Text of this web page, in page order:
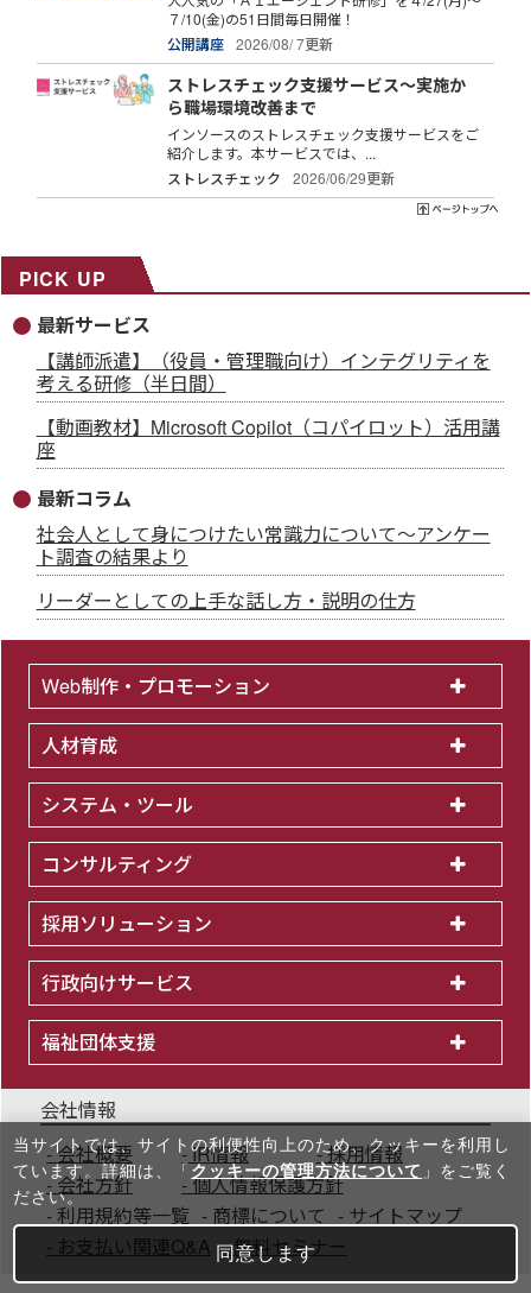
７/10(金)の51日間毎日開催！
公開講座
2026/08/ 7更新
ストレスチェック支援サービス～実施か
ら職場環境改善まで
インソースのストレスチェック支援サービスをご
紹介します。本サービスでは、...
ストレスチェック
2026/06/29更新
PICK UP
最新サービス
【講師派遣】（役員・管理職向け）インテグリティを
考える研修（半日間）
【動画教材】Microsoft Copilot（コパイロット）活用講
座
最新コラム
社会人として身につけたい常識力について～アンケー
ト調査の結果より
リーダーとしての上手な話し方・説明の仕方
Web制作・プロモーション
人材育成
システム・ツール
コンサルティング
採用ソリューション
行政向けサービス
福祉団体支援
会社情報
会社概要
IR情報
採用情報
会社方針
個人情報保護方針
利用規約等一覧
商標について
サイトマップ
お支払い関連Q&A
無料セミナー
当サイトでは、サイトの利便性向上のため、クッキーを利⽤し
ています。詳細は、「 クッキーの管理方法について 」をご覧く
ださい。
同意します